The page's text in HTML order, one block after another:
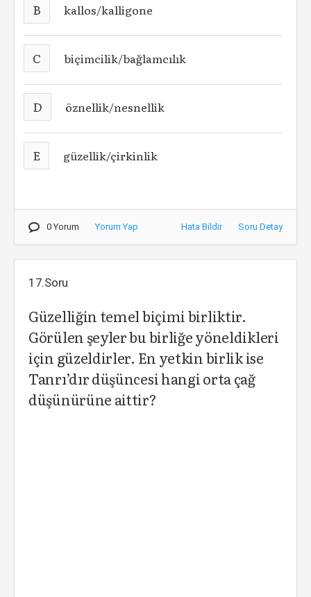
B kallos/kalligone
C biçimcilik/bağlamcılık
D öznellik/nesnellik
E güzellik/çirkinlik
0 Yorum Yorum Yap Hata Bildir Soru Detay
17.Soru
Güzelliğin temel biçimi birliktir.
Görülen şeyler bu birliğe yöneldikleri
için güzeldirler. En yetkin birlik ise
Tanrı’dır düşüncesi hangi orta çağ
düşünürüne aittir?